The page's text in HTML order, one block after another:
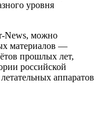
уровня
News, можно
материалов —
прошлых лет,
российской
аппаратов